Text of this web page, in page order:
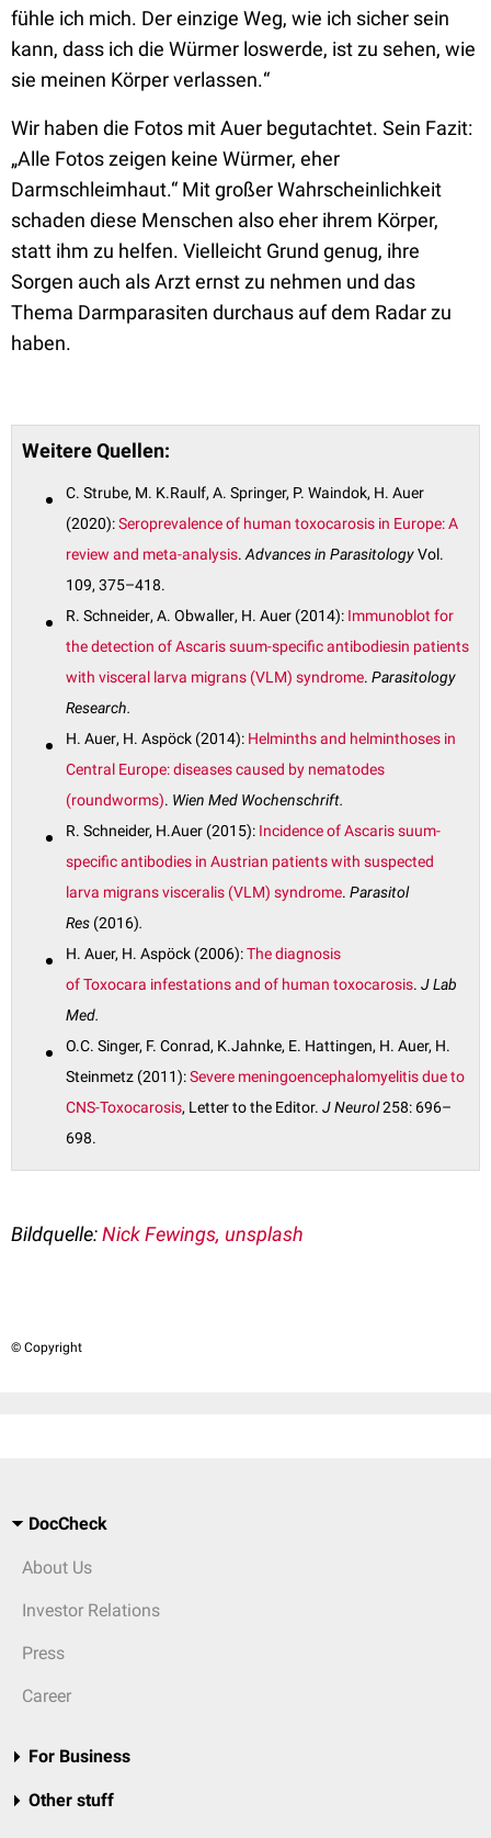
fühle ich mich. Der einzige Weg, wie ich sicher sein
kann, dass ich die Würmer loswerde, ist zu sehen, wie
sie meinen Körper verlassen.“
Wir haben die Fotos mit Auer begutachtet. Sein Fazit:
„Alle Fotos zeigen keine Würmer, eher
Darmschleimhaut.“ Mit großer Wahrscheinlichkeit
schaden diese Menschen also eher ihrem Körper,
statt ihm zu helfen. Vielleicht Grund genug, ihre
Sorgen auch als Arzt ernst zu nehmen und das
Thema Darmparasiten durchaus auf dem Radar zu
haben.
Weitere Quellen:
C. Strube, M. K.Raulf, A. Springer, P. Waindok, H. Auer
(2020):Seroprevalence of human toxocarosis in Europe: A
review and meta-analysis.Advances in ParasitologyVol.
109, 375–418.
R. Schneider, A. Obwaller, H. Auer (2014): Immunoblot for
the detection ofAscaris suum-specific antibodiesin patients
with visceral larva migrans (VLM) syndrome. Parasitology
Research.
H. Auer, H. Aspöck (2014): Helminths and helminthoses in
Central Europe:diseases caused by nematodes
(roundworms). Wien Med Wochenschrift.
R. Schneider, H.Auer (2015): Incidence ofAscaris suum-
specific antibodies in Austrian patientswith suspected
larva migrans visceralis (VLM) syndrome. Parasitol
Res (2016).
H. Auer, H. Aspöck (2006):The diagnosis
ofToxocara infestations and of human toxocarosis. J Lab
Med.
O.C. Singer, F. Conrad, K.Jahnke, E. Hattingen, H. Auer, H.
Steinmetz (2011):Severe meningoencephalomyelitis due to
CNS-Toxocarosis, Letter to the Editor. J Neurol258: 696–
698.
Bildquelle:Nick Fewings, unsplash
© Copyright
DocCheck
About Us
Investor Relations
Press
Career
For Business
Other stuff